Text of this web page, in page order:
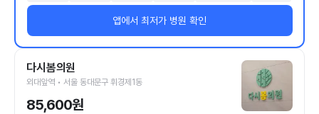
앱에서 최저가 병원 확인
다시봄의원
외대앞역 • 서울 동대문구 휘경제1동
85,600원